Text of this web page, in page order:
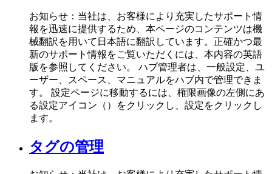
お知らせ：当社は、お客様により充実したサポート情
報を迅速に提供するため、本ページのコンテンツは機
械翻訳を用いて日本語に翻訳しています。正確かつ最
新のサポート情報をご覧いただくには、本内容の英語
版を参照してください。 ハブ管理者は、一般設定、ユ
ーザー、スペース、マニュアルをハブ内で管理できま
す。 設定ページに移動するには、権限画像の左側にあ
る設定アイコン（）をクリックし、設定をクリックし
ます。
タグの管理